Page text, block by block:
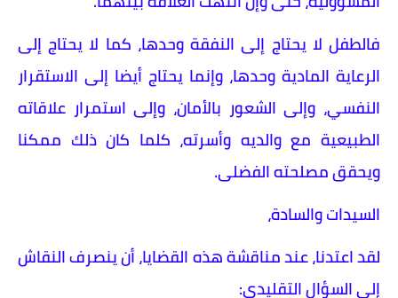
فالطفل لا يحتاج إلى النفقة وحدها، كما لا يحتاج إلى
الرعاية المادية وحدها، وإنما يحتاج أيضا إلى الاستقرار
النفسي، وإلى الشعور بالأمان، وإلى استمرار علاقاته
الطبيعية مع والديه وأسرته، كلما كان ذلك ممكنا
ويحقق مصلحته الفضلى.
السيدات والسادة،
لقد اعتدنا، عند مناقشة هذه القضايا، أن ينصرف النقاش
إلى السؤال التقليدي: